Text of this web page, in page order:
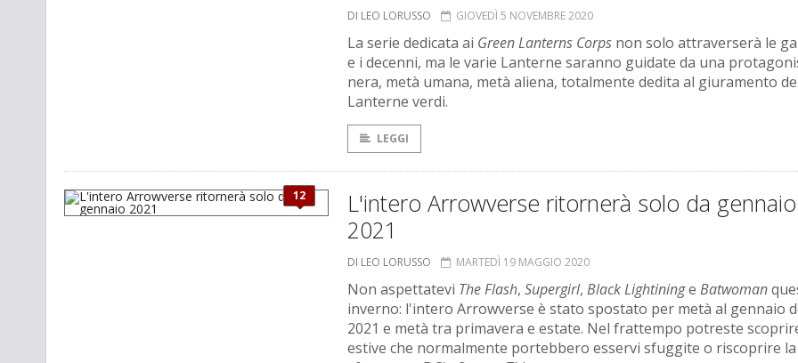
DI LEO LORUSSO GIOVEDÌ 5 NOVEMBRE 2020
La serie dedicata ai Green Lanterns Corps non solo attraverserà le
e i decenni, ma le varie Lanterne saranno guidate da una
nera, metà umana, metà aliena, totalmente dedita al giuramento
Lanterne verdi.
LEGGI
12
L'intero Arrowverse ritornerà solo da gennaio
2021
DI LEO LORUSSO MARTEDÌ 19 MAGGIO 2020
Non aspettatevi The Flash, Supergirl, Black Lightininge Batwoman
inverno: l'intero Arrowverse è stato spostato per metà al gennaio
2021 e metà tra primavera e estate. Nel frattempo potreste
estive che normalmente portebbero esservi sfuggite o riscoprire la